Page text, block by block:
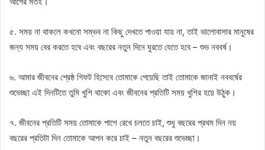
৫. সময় না থাকলে কখনো সম্ভব না কিছু দেখতে পাওয়া যায় না, তাই ভালোবাসার মানুষের
জন্য সময় বের করতে হবে এবং বছরের নতুন দিনে ঘুরতে যেতে হবে – শুভ নববর্ষ।
৬. আমার জীবনের শ্রেষ্ঠ গিফট হিসেবে তোমাকে পেয়েছি তাই তোমাকে জানাই নববর্ষের
শুভেচ্ছা এই দিনটিতে তুমি খুশি থাকো এবং জীবনের প্রতিটি সময় খুশির হয়ে উঠুক।
৭. জীবনের প্রতিটি সময় তোমাকে পাশে রেখে চলতে চাই, শুধু বছরের প্রথম দিন নয়
বছরের প্রতিটা দিন তোমাকে আপন করে চাই – নতুন বছরের শুভেচ্ছা।